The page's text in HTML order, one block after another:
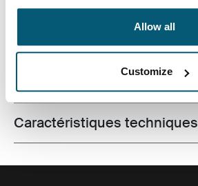
Allow all
Customize
Toutes les caractéristiques
Toggle techspec
Caractéristiques techniques